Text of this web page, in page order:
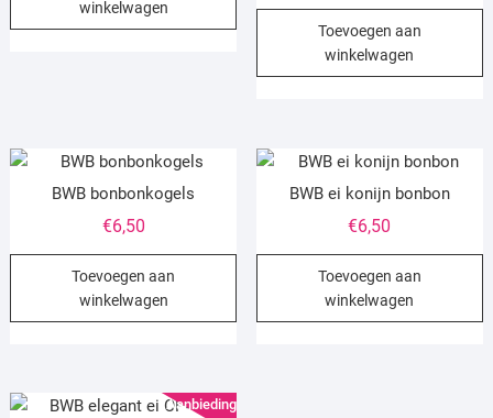
winkelwagen
Toevoegen aan
winkelwagen
BWB bonbonkogels
€6,50
Toevoegen aan
winkelwagen
BWB ei konijn bonbon
€6,50
Toevoegen aan
winkelwagen
Aanbieding!